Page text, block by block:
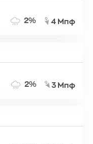
2% 4 Μπφ
2% 3 Μπφ